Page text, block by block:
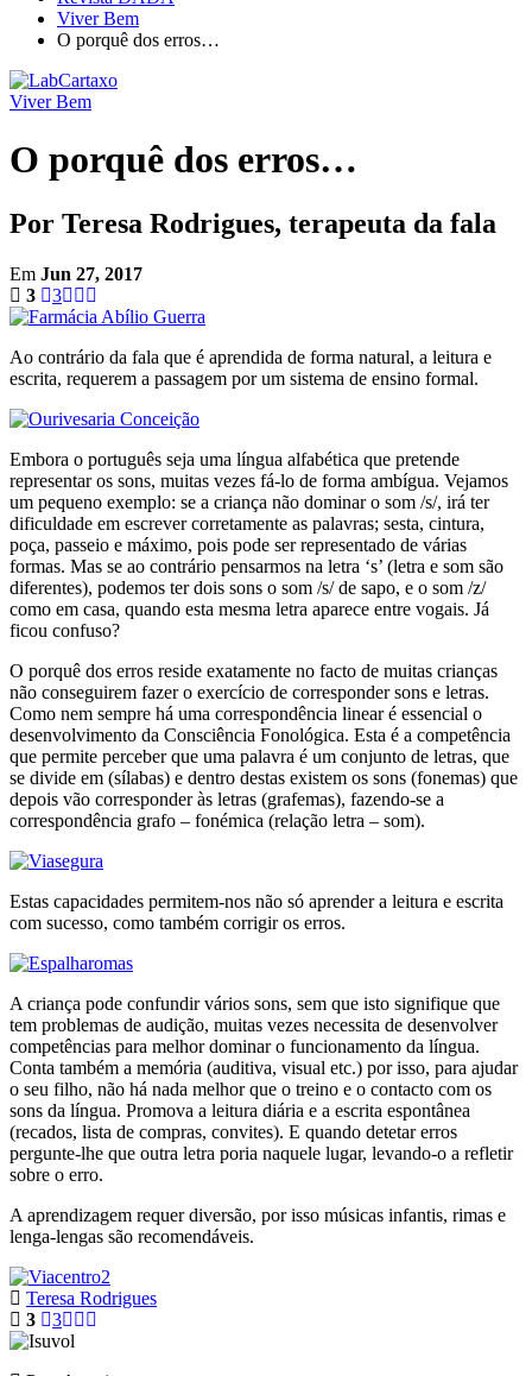
Viver Bem
O porquê dos erros…
Viver Bem
O porquê dos erros…
Por Teresa Rodrigues, terapeuta da fala
Em Jun 27, 2017
3
3
Ao contrário da fala que é aprendida de forma natural, a leitura e
escrita, requerem a passagem por um sistema de ensino formal.
Embora o português seja uma língua alfabética que pretende
representar os sons, muitas vezes fá-lo de forma ambígua. Vejamos
um pequeno exemplo: se a criança não dominar o som /s/, irá ter
dificuldade em escrever corretamente as palavras; sesta, cintura,
poça, passeio e máximo, pois pode ser representado de várias
formas. Mas se ao contrário pensarmos na letra ‘s’ (letra e som são
diferentes), podemos ter dois sons o som /s/ de sapo, e o som /z/
como em casa, quando esta mesma letra aparece entre vogais. Já
ficou confuso?
O porquê dos erros reside exatamente no facto de muitas crianças
não conseguirem fazer o exercício de corresponder sons e letras.
Como nem sempre há uma correspondência linear é essencial o
desenvolvimento da Consciência Fonológica. Esta é a competência
que permite perceber que uma palavra é um conjunto de letras, que
se divide em (sílabas) e dentro destas existem os sons (fonemas) que
depois vão corresponder às letras (grafemas), fazendo-se a
correspondência grafo – fonémica (relação letra – som).
Estas capacidades permitem-nos não só aprender a leitura e escrita
com sucesso, como também corrigir os erros.
A criança pode confundir vários sons, sem que isto signifique que
tem problemas de audição, muitas vezes necessita de desenvolver
competências para melhor dominar o funcionamento da língua.
Conta também a memória (auditiva, visual etc.) por isso, para ajudar
o seu filho, não há nada melhor que o treino e o contacto com os
sons da língua. Promova a leitura diária e a escrita espontânea
(recados, lista de compras, convites). E quando detetar erros
pergunte-lhe que outra letra poria naquele lugar, levando-o a refletir
sobre o erro.
A aprendizagem requer diversão, por isso músicas infantis, rimas e
lenga-lengas são recomendáveis.
Teresa Rodrigues
3
3